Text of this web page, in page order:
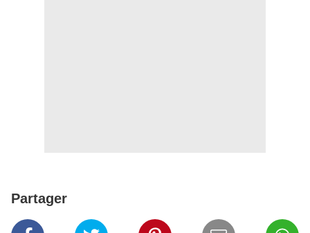
Partager